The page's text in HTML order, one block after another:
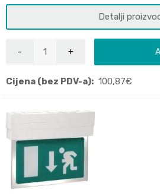
Detalji
Cijena (bez PDV-a): 100,87€